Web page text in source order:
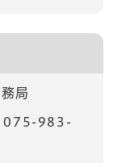
局
075-983-